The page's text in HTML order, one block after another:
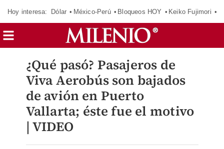
Hoy interesa: Dólar México-Perú Bloqueos HOY Keiko Fujimori
¿Qué pasó? Pasajeros de
Viva Aerobús son bajados
de avión en Puerto
Vallarta; éste fue el motivo
| VIDEO